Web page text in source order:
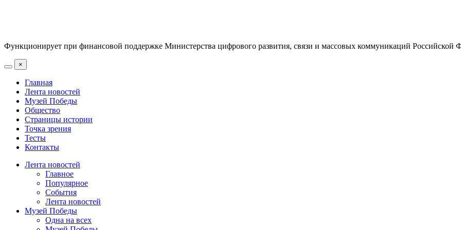
Функционирует при финансовой поддержке Министерства цифрового развития, связи и массовых коммуникаций Российской
×
Главная
Лента новостей
Музей Победы
Общество
Страницы истории
Точка зрения
Тесты
Контакты
Лента новостей
Главное
Популярное
События
Лента новостей
Музей Победы
Одна на всех